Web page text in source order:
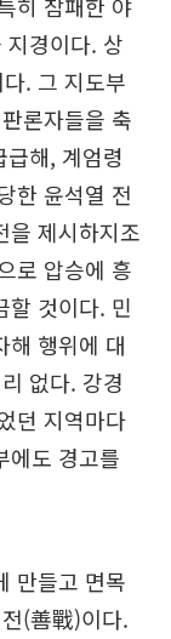
경이다. 상
. 그 지도부
론자들을 축
해, 계엄령
한 윤석열 전
을 제시하지조
로 압승에 흥
할 것이다. 민
해 행위에 대
없다. 강경
던 지역마다
에도 경고를
만들고 면목
(善戰)이다.